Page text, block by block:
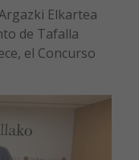
Elkartea
de Tafalla
el Concurso